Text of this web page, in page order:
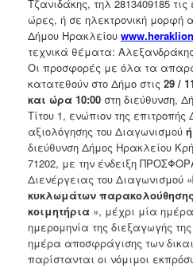
ΤΟΠΟΣ
ΠΟΛΙΤΙΣΜΟΣ
ΑΝΘΕΚΤΙΚΗ
ΠΟΛΗ
Τζανιδάκης, τηλ 2813409185
ώρες, ή σε ηλεκτρονική μορφή
Δήμου Ηρακλείου www.heraklion
τεχνικά θέματα:
Οι προσφορές με όλα τα
κατατεθούν στο Δήμο στις 29 /
και ώρα 10:00 στη διεύθυνση,
Τίτου 1, ενώπιον της επιτροπής
αξιολόγησης του Διαγωνισμού ή
διεύθυνση Δήμος Ηρακλείου
71202, με την ένδειξη
Διενέργειας του Διαγωνισμού «
κυκλωμάτων
κοιμητήρια », μέχρι μία
ημερομηνία της διεξαγωγής
ημέρα αποσφράγισης των
παρίστανται οι νόμιμοι